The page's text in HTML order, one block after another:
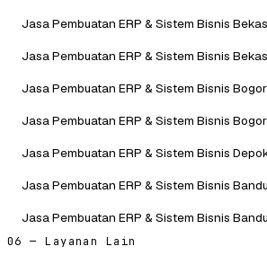
Jasa Pembuatan ERP & Sistem Bisnis
Jasa Pembuatan ERP & Sistem Bisnis
Jasa Pembuatan ERP & Sistem Bisnis Bogor
Jasa Pembuatan ERP & Sistem Bisnis Bogor
Jasa Pembuatan ERP & Sistem Bisnis
Jasa Pembuatan ERP & Sistem Bisnis
Jasa Pembuatan ERP & Sistem Bisnis
06 — Layanan Lain